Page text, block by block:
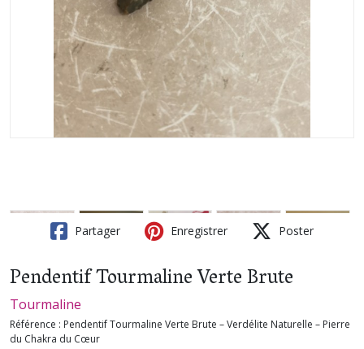
Partager Enregistrer Poster
Pendentif Tourmaline Verte Brute
Tourmaline
Référence : Pendentif Tourmaline Verte Brute – Verdélite Naturelle – Pierre
du Chakra du Cœur